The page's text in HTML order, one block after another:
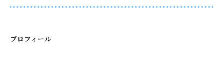
プロフィール